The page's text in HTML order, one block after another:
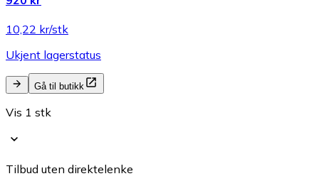
10,22 kr/stk
Ukjent lagerstatus
Gå til butikk
Vis 1 stk
Tilbud uten direktelenke